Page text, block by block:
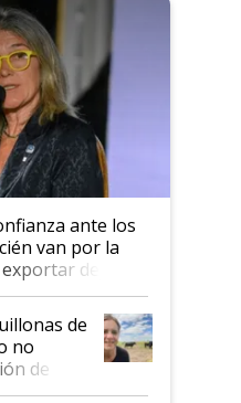
ante los
van por la
dejó de
"Tenemos un
gobierno
de
no
de